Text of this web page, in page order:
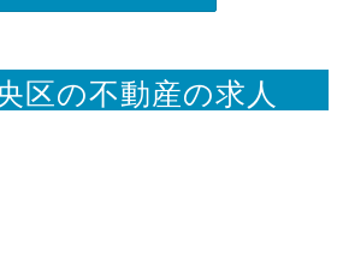
区の不動産の求人